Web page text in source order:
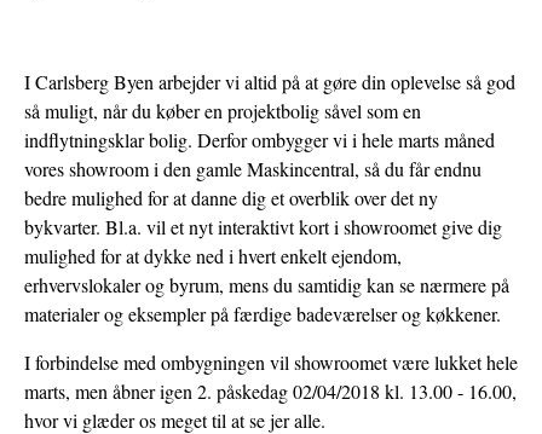
I Carlsberg Byen arbejder vi altid på at gøre din oplevelse så god
så muligt, når du køber en projektbolig såvel som en
indflytningsklar bolig. Derfor ombygger vi i hele marts måned
vores showroom i den gamle Maskincentral, så du får endnu
bedre mulighed for at danne dig et overblik over det ny
bykvarter. Bl.a. vil et nyt interaktivt kort i showroomet give dig
mulighed for at dykke ned i hvert enkelt ejendom,
erhvervslokaler og byrum, mens du samtidig kan se nærmere på
materialer og eksempler på færdige badeværelser og køkkener.
I forbindelse med ombygningen vil showroomet være lukket hele
marts, men åbner igen 2. påskedag 02/04/2018 kl. 13.00 - 16.00,
hvor vi glæder os meget til at se jer alle.